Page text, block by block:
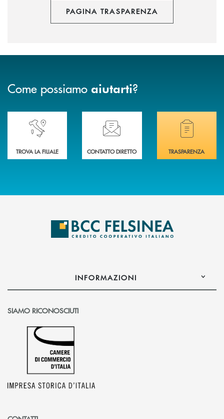
PAGINA TRASPARENZA
Come possiamo aiutarti?
Accedi all' elenco completo delle nostre&nbsp; filiali .
TROVA LA FILIALE
Ti serve assistenza immediata? Contattaci!
CONTATTO DIRETTO
Hai bisogno di
TRASPARENZA
INFORMAZIONI
SIAMO RICONOSCIUTI